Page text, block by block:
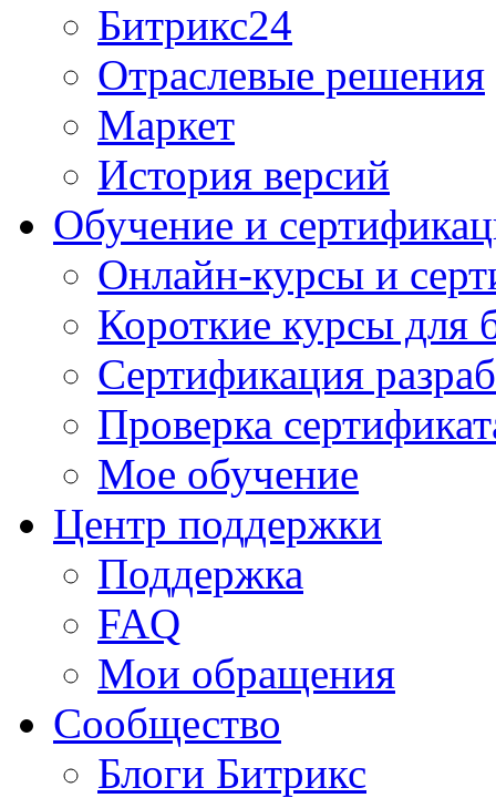
Битрикс24
Отраслевые решения
Маркет
История версий
Обучение и
Онлайн-курсы и
Короткие курсы для
Сертификация
Проверка
Мое обучение
Центр поддержки
Поддержка
FAQ
Мои обращения
Сообщество
Блоги Битрикс